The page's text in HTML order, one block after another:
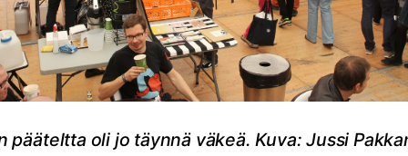
pääteltta oli jo täynnä väkeä. Kuva: Jussi